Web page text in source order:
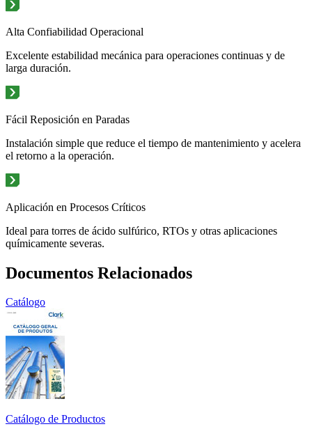
Alta Confiabilidad Operacional
Excelente estabilidad mecánica para operaciones continuas y de
larga duración.
Fácil Reposición en Paradas
Instalación simple que reduce el tiempo de mantenimiento y acelera
el retorno a la operación.
Aplicación en Procesos Críticos
Ideal para torres de ácido sulfúrico, RTOs y otras aplicaciones
químicamente severas.
Documentos Relacionados
Catálogo
Catálogo de Productos